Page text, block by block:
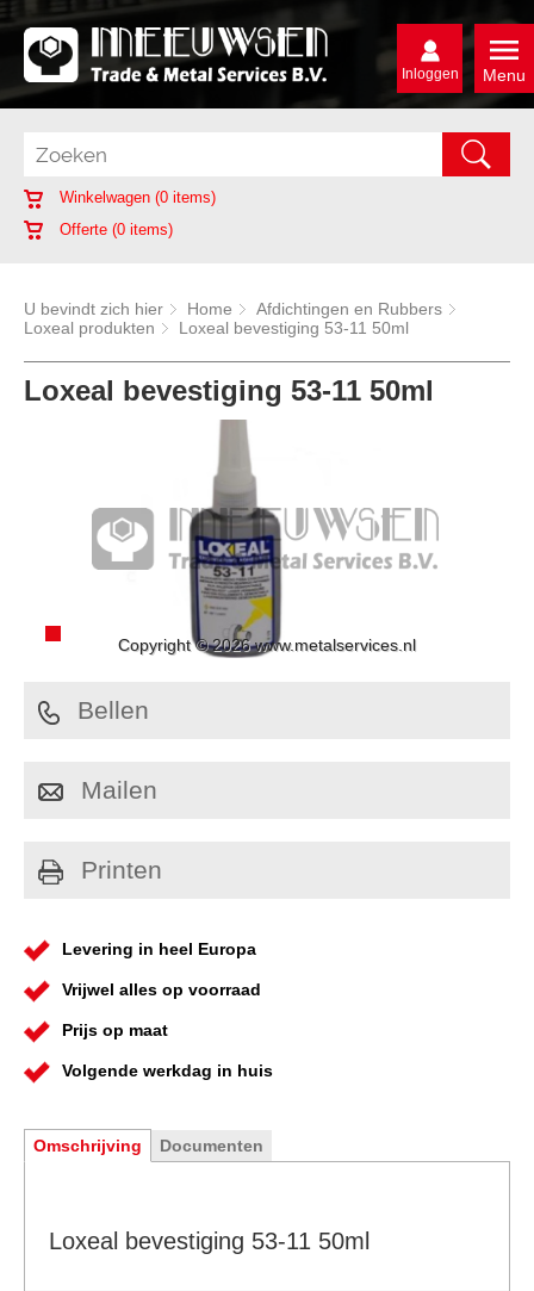
Menu
Inloggen
Winkelwagen (0 items)
Offerte (0 items)
U bevindt zich hier Home
Afdichtingen en Rubbers
Loxeal produkten
Loxeal bevestiging 53-11 50ml
Loxeal bevestiging 53-11 50ml
Copyright © 2026 www.metalservices.nl
Bellen
Mailen
Printen
Levering in heel Europa
Vrijwel alles op voorraad
Prijs op maat
Volgende werkdag in huis
Omschrijving Documenten
Loxeal bevestiging 53-11 50ml